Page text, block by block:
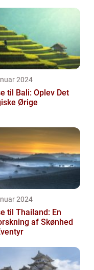
2024
til Bali: Oplev Det
Ørige
2024
til Thailand: En
af Skønhed